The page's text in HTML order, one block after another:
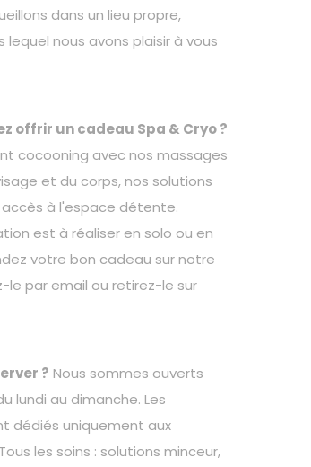
dans un lieu propre,
lequel nous avons plaisir à vous
offrir un cadeau Spa & Cryo ?
cocooning avec nos massages
et du corps, nos solutions
accès à l'espace détente.
est à réaliser en solo ou en
votre bon cadeau sur notre
le par email ou retirez-le sur
? Nous sommes ouverts
lundi au dimanche. Les
dédiés uniquement aux
les soins : solutions minceur,